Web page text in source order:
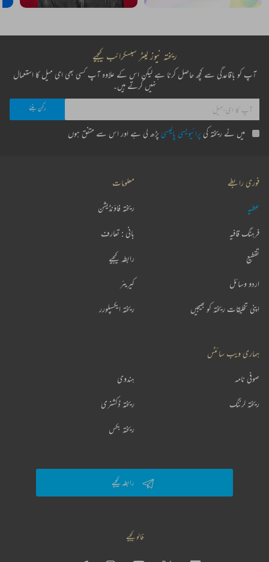
ریختہ نیوز لیٹر سبسکرائب کیجیے
آپ کو باقاعدگی سے کچھ حاصل کرنا ہے لیکن اس کے علاوہ آپ کسی بھی ای میل کا استعمال
نہیں کرتے ہیں۔
میں نے ریختہ کی پرائیویسی پالیسی پڑھ لی ہے اور اس سے متفق ہوں
فوری رابطے
عطیہ
فرہنگ قافیہ
تقطیع
اردو وسائل
اپنی تخلیقات ریختہ کو بھیجیں
معلومات
ریختہ فاؤنڈیشن
بانی : تعارف
رابطہ کیجیے
کیریئر
ریختہ ایکسپلورر
ہماری ویب سائٹس
ہندوی صوفی نامہ
ریختہ ڈکشنری ریختہ لرننگ
ریختہ بکس
رابطہ کیجیے
فالو کیجیے